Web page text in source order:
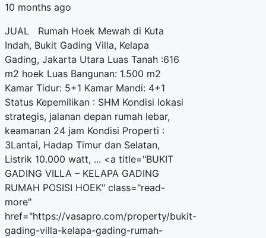
10 months ago
JUAL Rumah Hoek Mewah di Kuta
Indah, Bukit Gading Villa, Kelapa
Gading, Jakarta Utara Luas Tanah :616
m2 hoek Luas Bangunan: 1.500 m2
Kamar Tidur: 5+1 Kamar Mandi: 4+1
Status Kepemilikan : SHM Kondisi lokasi
strategis, jalanan depan rumah lebar,
keamanan 24 jam Kondisi Properti :
3Lantai, Hadap Timur dan Selatan,
Listrik 10.000 watt, ... <a title="BUKIT
GADING VILLA – KELAPA GADING
RUMAH POSISI HOEK" class="read-
more"
href="https://vasapro.com/property/bukit-
gading-villa-kelapa-gading-rumah-